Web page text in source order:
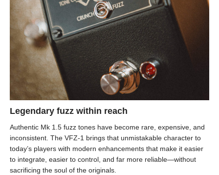
Legendary fuzz within reach
Authentic Mk 1.5 fuzz tones have become rare, expensive, and
inconsistent. The VFZ-1 brings that unmistakable character to
today’s players with modern enhancements that make it easier
to integrate, easier to control, and far more reliable—without
sacrificing the soul of the originals.